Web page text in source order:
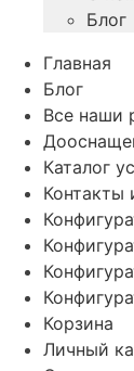
Блог
Главная
Блог
Все наши
Каталог
Контакты
Корзина
Личный